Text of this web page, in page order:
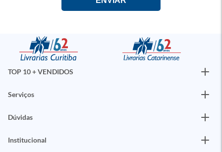
TOP 10 + VENDIDOS
Serviços
Dúvidas
Institucional